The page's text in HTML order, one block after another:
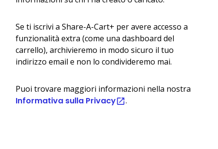
Se ti iscrivi a Share-A-Cart+ per avere accesso a
funzionalità extra (come una dashboard del
carrello), archivieremo in modo sicuro il tuo
indirizzo email e non lo condivideremo mai.
Puoi trovare maggiori informazioni nella nostra
Informativa sulla Privacy .